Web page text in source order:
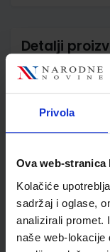
Privola
Ova web-
Kolačiće
sadržaj i oglase,
analizirali promet.
naše web-lokacije
Detalji
Šifra proizvoda
Jedinična
Nakladnik
Vrsta školske
Vrsta škole
Nastavni